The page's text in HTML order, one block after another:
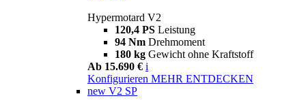
Hypermotard V2
120,4 PS Leistung
94 Nm Drehmoment
180 kg Gewicht ohne Kraftstoff
Ab 15.690 € i
Konfigurieren MEHR ENTDECKEN
new V2 SP